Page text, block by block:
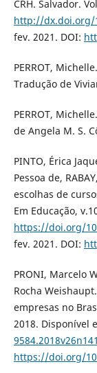
CRH. Salvador.
http://dx.doi.org/
fev. 2021. DOI:
PERROT,
Tradução de
PERROT,
de Angela M. S.
PINTO, Érica
Pessoa de,
escolhas de
Em Educação,
https://doi.org/
fev. 2021. DOI:
PRONI, Marcelo
Rocha
empresas no
2018. Disponível
https://doi.org/